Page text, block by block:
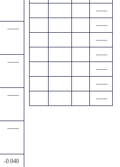
------
------
------
------
-0.040
------
------
------
------
------
------
------